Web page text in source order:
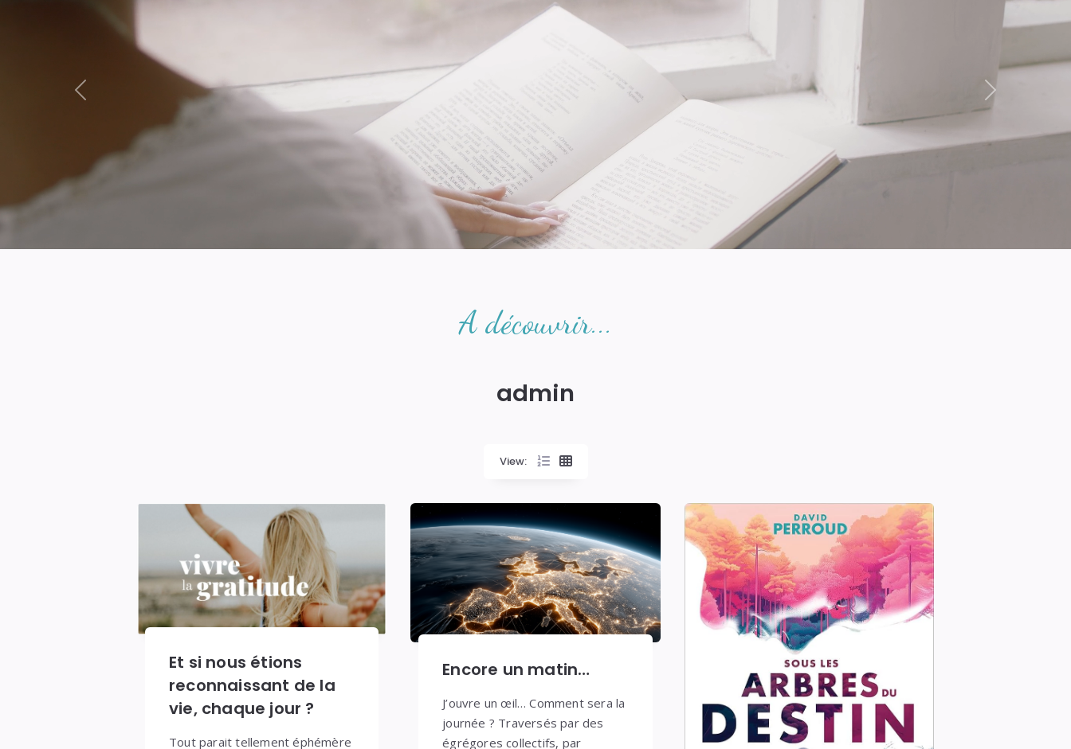
Précédent Suivant
A découvrir...
admin
View:
Et si nous étions
reconnaissant de la
vie, chaque jour ?
Tout parait tellement éphémère
Encore un matin…
J’ouvre un œil… Comment sera la
journée ? Traversés par des
égrégores collectifs, par